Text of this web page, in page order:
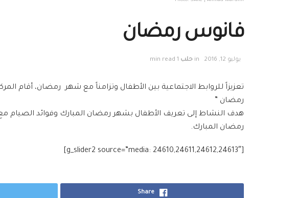
فانوس رمضان
يوليو 12, 2016 in حلب 1 min read
تعزيزاً للروابط الاجتماعية بين الأطفال وتزامناً مع شهر رمضان‬، أقام
رمضان ”
هدف النشاط إلى تعريف الأطفال بشهر رمضان المبارك وفوائد الصيام
رمضان المبارك.
[g_slider2 source=”media: 24610,24611,24612,24613″]
Share